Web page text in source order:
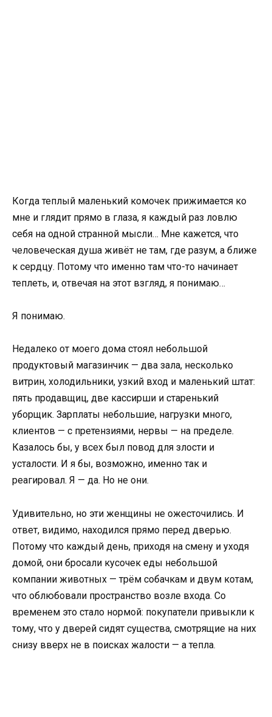
Когда теплый маленький комочек прижимается ко
мне и глядит прямо в глаза, я каждый раз ловлю
себя на одной странной мысли… Мне кажется, что
человеческая душа живёт не там, где разум, а ближе
к сердцу. Потому что именно там что-то начинает
теплеть, и, отвечая на этот взгляд, я понимаю…
Я понимаю.
Недалеко от моего дома стоял небольшой
продуктовый магазинчик — два зала, несколько
витрин, холодильники, узкий вход и маленький штат:
пять продавщиц, две кассирши и старенький
уборщик. Зарплаты небольшие, нагрузки много,
клиентов — с претензиями, нервы — на пределе.
Казалось бы, у всех был повод для злости и
усталости. И я бы, возможно, именно так и
реагировал. Я — да. Но не они.
Удивительно, но эти женщины не ожесточились. И
ответ, видимо, находился прямо перед дверью.
Потому что каждый день, приходя на смену и уходя
домой, они бросали кусочек еды небольшой
компании животных — трём собачкам и двум котам,
что облюбовали пространство возле входа. Со
временем это стало нормой: покупатели привыкли к
тому, что у дверей сидят существа, смотрящие на них
снизу вверх не в поисках жалости — а тепла.